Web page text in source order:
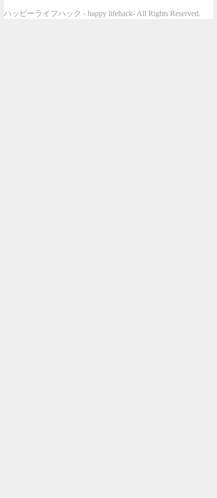
ハッピーライフハック - happy lifehack- All Rights Reserved.